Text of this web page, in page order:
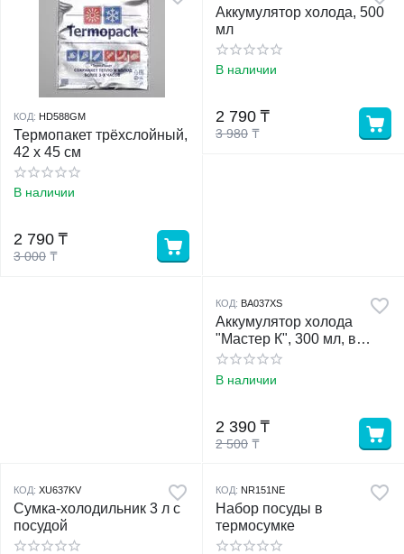
КОД: HD588GM
Термопакет трёхслойный,
42 х 45 см
В наличии
3 000 ₸
2 790 ₸
Аккумулятор холода, 500
мл
В наличии
3 980 ₸
2 790 ₸
КОД: BA037XS
Аккумулятор холода
"Мастер К", 300 мл, в
твёрдой упаковке, 20
х10х2 см
В наличии
2 500 ₸
2 390 ₸
КОД: XU637KV
Сумка-холодильник 3 л с
посудой
КОД: NR151NE
Набор посуды в
термосумке